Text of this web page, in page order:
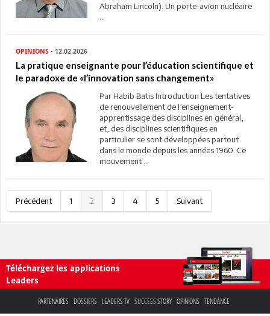
Abraham Lincoln). Un porte-avion nucléaire
OPINIONS - 12.02.2026
La pratique enseignante pour l’éducation scientifique et
le paradoxe de «l’innovation sans changement»
Par Habib Batis Introduction Les tentatives
de renouvellement de l’enseignement-
apprentissage des disciplines en général,
et, des disciplines scientifiques en
particulier se sont développées partout
dans le monde depuis les années 1960. Ce
mouvement ...
Précédent 1 2 3 4 5 Suivant
Téléchargez les applications
Leaders
PARTENAIRES DOSSIERS LEADERS TV SUCCESS STORY OPINIONS TENDANCE